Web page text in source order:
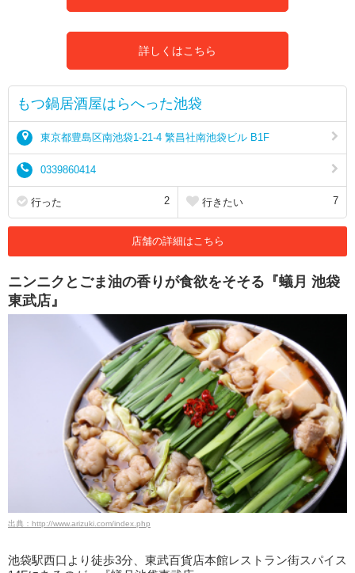
詳しくはこちら
もつ鍋居酒屋はらへった池袋
東京都豊島区南池袋1-21-4 繁昌社南池袋ビル B1F
0339860414
行った 2 行きたい 7
店舗の詳細はこちら
ニンニクとごま油の香りが食欲をそそる『蟻月 池袋
東武店』
出典：http://www.arizuki.com/index.php
池袋駅西口より徒歩3分、東武百貨店本館レストラン街スパイス